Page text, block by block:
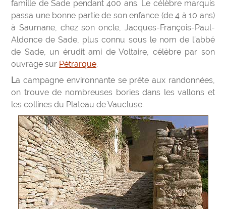
famille de Sade pendant 400 ans. Le célèbre marquis
passa une bonne partie de son enfance (de 4 à 10 ans)
à Saumane, chez son oncle, Jacques-François-Paul-
Aldonce de Sade, plus connu sous le nom de l’abbé
de Sade, un érudit ami de Voltaire, célèbre par son
ouvrage sur Pétrarque.
La campagne environnante se prête aux randonnées,
on trouve de nombreuses bories dans les vallons et
les collines du Plateau de Vaucluse.